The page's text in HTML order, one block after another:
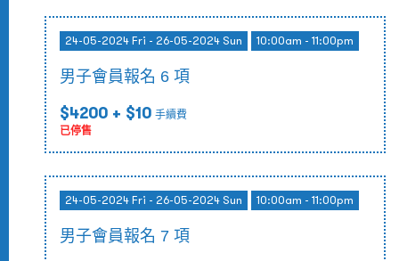
24-05-2024 Fri - 26-05-2024 Sun 10:00am - 11:00pm
男子會員報名 6 項
$4200 + $10 手續費
已停售
24-05-2024 Fri - 26-05-2024 Sun 10:00am - 11:00pm
男子會員報名 7 項